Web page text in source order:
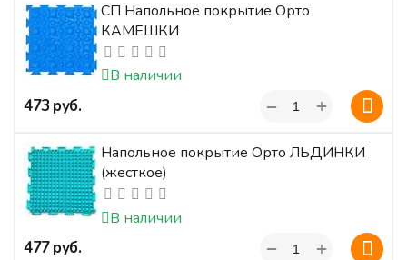
СП Напольное покрытие Орто
КАМЕШКИ
В наличии
‍473‍руб. +
−
Напольное покрытие Орто ЛЬДИНКИ
(жесткое)
В наличии
‍477‍руб. +
−